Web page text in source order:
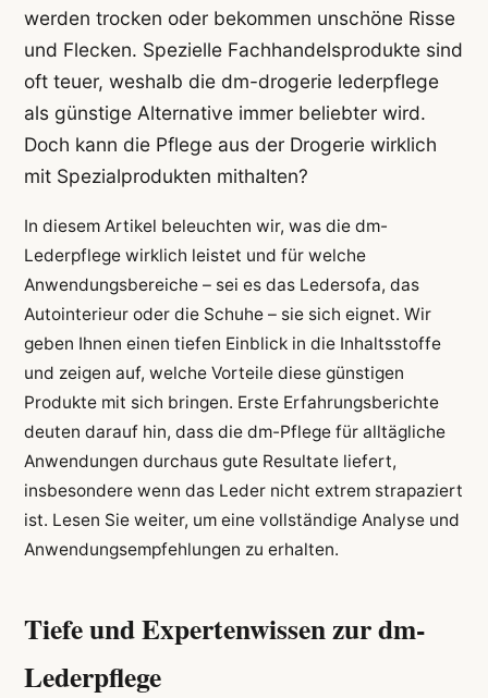
werden trocken oder bekommen unschöne Risse
und Flecken. Spezielle Fachhandelsprodukte sind
oft teuer, weshalb die dm-drogerie lederpflege
als günstige Alternative immer beliebter wird.
Doch kann die Pflege aus der Drogerie wirklich
mit Spezialprodukten mithalten?
In diesem Artikel beleuchten wir, was die dm-
Lederpflege wirklich leistet und für welche
Anwendungsbereiche – sei es das Ledersofa, das
Autointerieur oder die Schuhe – sie sich eignet. Wir
geben Ihnen einen tiefen Einblick in die Inhaltsstoffe
und zeigen auf, welche Vorteile diese günstigen
Produkte mit sich bringen. Erste Erfahrungsberichte
deuten darauf hin, dass die dm-Pflege für alltägliche
Anwendungen durchaus gute Resultate liefert,
insbesondere wenn das Leder nicht extrem strapaziert
ist. Lesen Sie weiter, um eine vollständige Analyse und
Anwendungsempfehlungen zu erhalten.
Tiefe und Expertenwissen zur dm-
Lederpflege